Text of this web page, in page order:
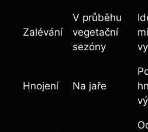
Zalévání
V průběhu
vegetační
sezóny
Hnojení Na jaře